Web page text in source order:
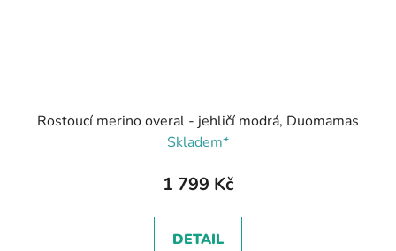
Rostoucí merino overal - jehličí modrá, Duomamas
Skladem*
1 799 Kč
DETAIL